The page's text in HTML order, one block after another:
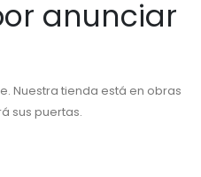
anunciar
Nuestra tienda está en obras
sus puertas.